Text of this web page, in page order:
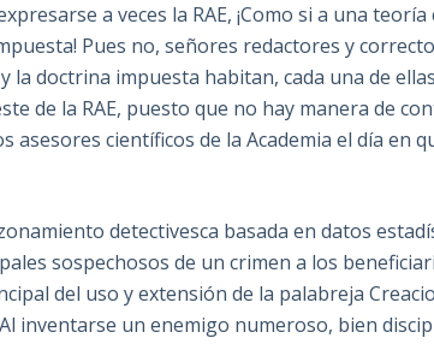
a veces la RAE, ¡Como si a una
Pues no, señores redactores y
la doctrina impuesta habitan, cada una de
de la RAE, puesto que no hay manera de
asesores científicos de la Academia el día en
detectivesca basada en datos
sospechosos de un crimen a los
del uso y extensión de la palabreja
inventarse un enemigo numeroso, bien